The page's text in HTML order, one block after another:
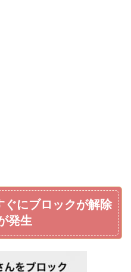
にブロックが解除
発生